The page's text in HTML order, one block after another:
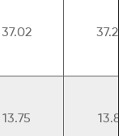
37.02 37.24
13.75 13.81